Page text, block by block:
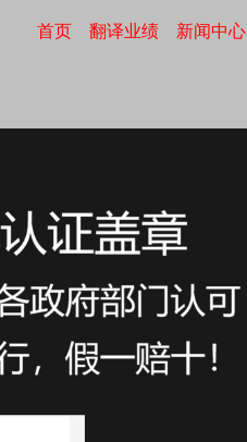
首页 翻译业绩 新闻中心